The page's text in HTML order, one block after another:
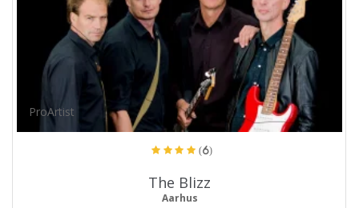
ProArtist
(6)
The Blizz
Aarhus